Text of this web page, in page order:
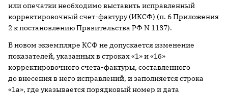
или опечатки необходимо выставить исправленный
корректировочный счет-фактуру (ИКСФ) (п. 6 Приложения
2 к постановлению Правительства РФ N 1137).
В новом экземпляре КСФ не допускается изменение
показателей, указанных в строках «1» и «1б»
корректировочного счета-фактуры, составленного
до внесения в него исправлений, и заполняется строка
«1а», где указывается порядковый номер и дата